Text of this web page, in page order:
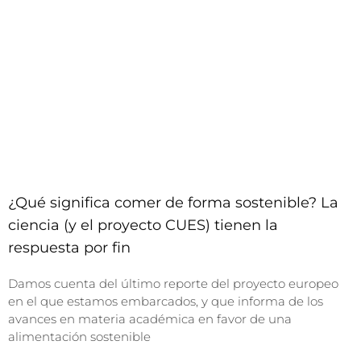
¿Qué significa comer de forma sostenible? La
ciencia (y el proyecto CUES) tienen la
respuesta por fin
Damos cuenta del último reporte del proyecto europeo
en el que estamos embarcados, y que informa de los
avances en materia académica en favor de una
alimentación sostenible